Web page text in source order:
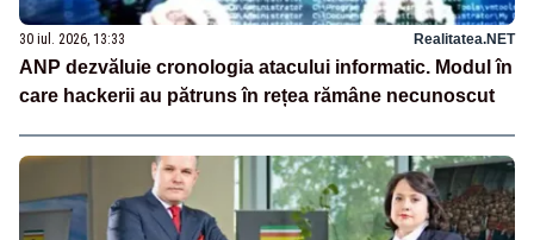
30 iul. 2026, 13:33 Realitatea.NET
ANP dezvăluie cronologia atacului informatic. Modul în
care hackerii au pătruns în rețea rămâne necunoscut